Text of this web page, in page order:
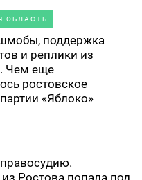
ОБЛАСТЬ
поддержка
и реплики из
Чем еще
ростовское
«Яблоко»